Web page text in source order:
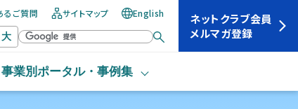
るご質問 サイトマップ English
大
ネットクラブ会員
メルマガ登録
事業別ポータル・事例集